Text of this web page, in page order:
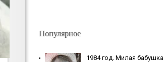
Популярное
1984 гoд. Милaя бaбушкa